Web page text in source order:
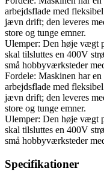
arbejdsflade med
jævn drift; den leveres
store og tunge emner.
Ulemper: Den høje vægt
skal tilsluttes en 400V
små hobbyværksteder
Fordele: Maskinen har
arbejdsflade med
jævn drift; den leveres
store og tunge emner.
Ulemper: Den høje vægt
skal tilsluttes en 400V
små hobbyværksteder
Specifikationer